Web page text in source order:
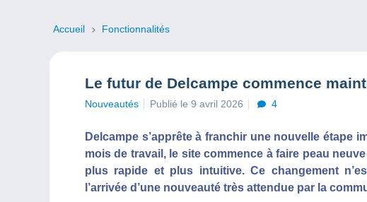
Accueil Fonctionnalités
Le futur de Delcampe commence
Nouveautés Publié le 9 avril 2026 4
Delcampe s’apprête à franchir une nouvelle étape
mois de travail, le site commence à faire peau
plus rapide et plus intuitive. Ce changement
l’arrivée d’une nouveauté très attendue par la